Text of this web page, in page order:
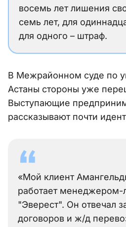
восемь лет лишения
семь лет, для
для одного – штраф.
В Межрайонном суде по
Астаны стороны уже
Выступающие
рассказывают почти
«Мой клиент
работает менеджером-
"Эверест". Он отвечал
договоров и ж/д